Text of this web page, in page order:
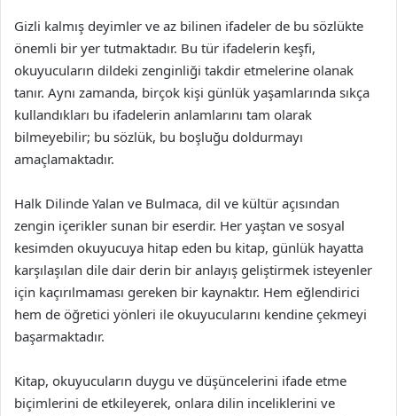
Gizli kalmış deyimler ve az bilinen ifadeler de bu sözlükte
önemli bir yer tutmaktadır. Bu tür ifadelerin keşfi,
okuyucuların dildeki zenginliği takdir etmelerine olanak
tanır. Aynı zamanda, birçok kişi günlük yaşamlarında sıkça
kullandıkları bu ifadelerin anlamlarını tam olarak
bilmeyebilir; bu sözlük, bu boşluğu doldurmayı
amaçlamaktadır.
Halk Dilinde Yalan ve Bulmaca, dil ve kültür açısından
zengin içerikler sunan bir eserdir. Her yaştan ve sosyal
kesimden okuyucuya hitap eden bu kitap, günlük hayatta
karşılaşılan dile dair derin bir anlayış geliştirmek isteyenler
için kaçırılmaması gereken bir kaynaktır. Hem eğlendirici
hem de öğretici yönleri ile okuyucularını kendine çekmeyi
başarmaktadır.
Kitap, okuyucuların duygu ve düşüncelerini ifade etme
biçimlerini de etkileyerek, onlara dilin inceliklerini ve